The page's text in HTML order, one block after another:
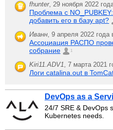
fhunter, 29 ноября 2022
Проблема с
добавить его в базу apt?
Иванн, 9 апреля 2022
Ассоциация РАСПО
собрание
1
Kiri11.ADV1, 7 марта 2021
Логи catalina.out в
DevOps as a
24/7 SRE & DevOps
Kubernetes needs.